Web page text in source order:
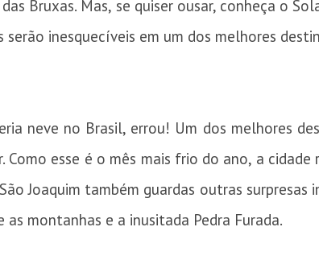
Bruxas. Mas, se quiser ousar, conheça o
serão inesquecíveis em um dos melhores
neve no Brasil, errou! Um dos melhores
Como esse é o mês mais frio do ano, a
Joaquim também guardas outras
montanhas e a inusitada Pedra Furada.